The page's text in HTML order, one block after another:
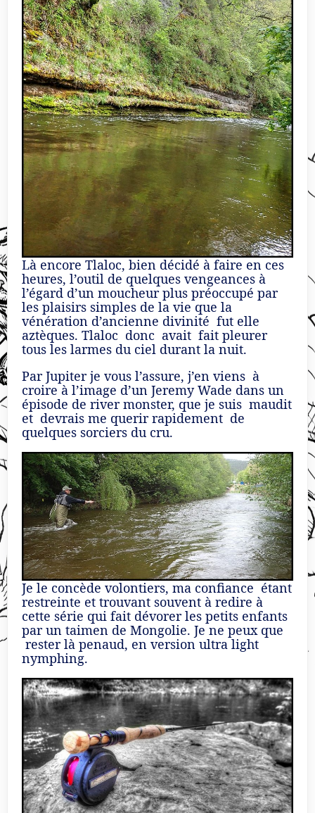
Là encore Tlaloc, bien décidé à faire en ces
heures, l’outil de quelques vengeances à
l’égard d’un moucheur plus préoccupé par
les plaisirs simples de la vie que la
vénération d’ancienne divinité fut elle
aztèques. Tlaloc donc avait fait pleurer
tous les larmes du ciel durant la nuit.
Par Jupiter je vous l’assure, j’en viens à
croire à l’image d’un Jeremy Wade dans un
épisode de river monster, que je suis maudit
et devrais me querir rapidement de
quelques sorciers du cru.
Je le concède volontiers, ma confiance étant
restreinte et trouvant souvent à redire à
cette série qui fait dévorer les petits enfants
par un taimen de Mongolie. Je ne peux que
rester là penaud, en version ultra light
nymphing.